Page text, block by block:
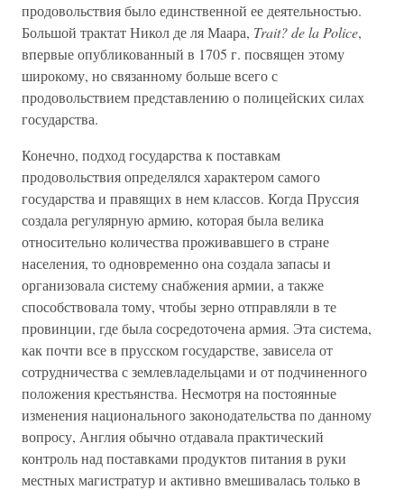
продовольствия было единственной ее деятельностью.
Большой трактат Никол де ля Маара, Trait? de la Police,
впервые опубликованный в 1705 г. посвящен этому
широкому, но связанному больше всего с
продовольствием представлению о полицейских силах
государства.
Конечно, подход государства к поставкам
продовольствия определялся характером самого
государства и правящих в нем классов. Когда Пруссия
создала регулярную армию, которая была велика
относительно количества проживавшего в стране
населения, то одновременно она создала запасы и
организовала систему снабжения армии, а также
способствовала тому, чтобы зерно отправляли в те
провинции, где была сосредоточена армия. Эта система,
как почти все в прусском государстве, зависела от
сотрудничества с землевладельцами и от подчиненного
положения крестьянства. Несмотря на постоянные
изменения национального законодательства по данному
вопросу, Англия обычно отдавала практический
контроль над поставками продуктов питания в руки
местных магистратур и активно вмешивалась только в